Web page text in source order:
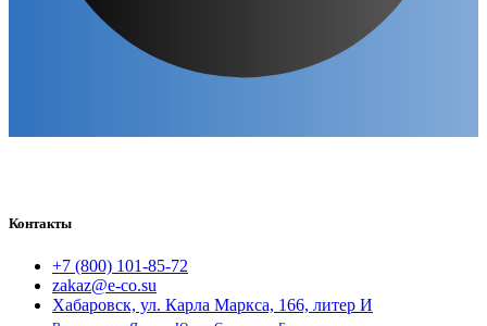
Контакты
+7 (800) 101-85-72
zakaz@e-co.su
Хабаровск, ул. Карла Маркса, 166, литер И